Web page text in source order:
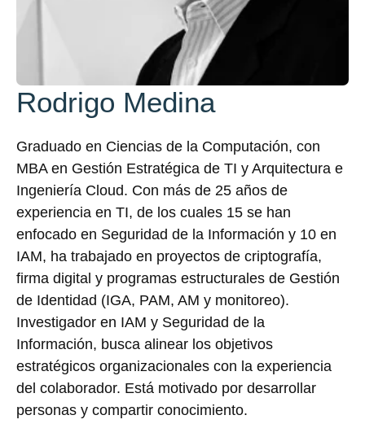
Rodrigo Medina
Graduado en Ciencias de la Computación, con
MBA en Gestión Estratégica de TI y Arquitectura e
Ingeniería Cloud. Con más de 25 años de
experiencia en TI, de los cuales 15 se han
enfocado en Seguridad de la Información y 10 en
IAM, ha trabajado en proyectos de criptografía,
firma digital y programas estructurales de Gestión
de Identidad (IGA, PAM, AM y monitoreo).
Investigador en IAM y Seguridad de la
Información, busca alinear los objetivos
estratégicos organizacionales con la experiencia
del colaborador. Está motivado por desarrollar
personas y compartir conocimiento.